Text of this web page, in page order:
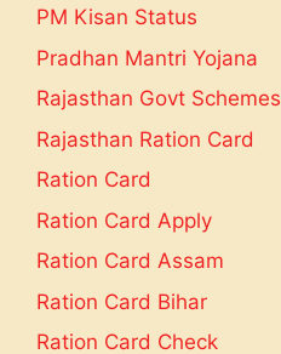
PM Kisan Status
Pradhan Mantri Yojana
Rajasthan Govt Schemes
Rajasthan Ration Card
Ration Card
Ration Card Apply
Ration Card Assam
Ration Card Bihar
Ration Card Check